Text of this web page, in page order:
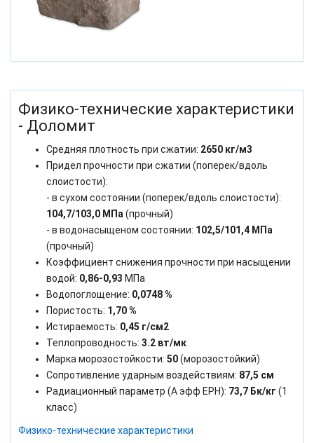
Физико-технические характеристики
- Доломит
Средняя плотность при сжатии: 2650 кг/м3
Придел прочности при сжатии (поперек/вдоль
слоистости):
- в сухом состоянии (поперек/вдоль слоистости):
104,7/103,0 МПа (прочный)
- в водонасыщеном состоянии: 102,5/101,4 МПа
(прочный)
Коэффициент снижения прочности при насыщении
водой: 0,86-0,93 МПа
Водопоглощение: 0,0748 %
Пористость: 1,70 %
Истираемость: 0,45 г/см2
Теплопроводность: 3.2 вт/мк
Марка морозостойкости: 50(морозостойкий)
Сопротивление ударным воздействиям: 87,5 см
Радиационный параметр (А эфф ЕРН): 73,7 Бк/кг (1
класс)
Физико-технические характеристики